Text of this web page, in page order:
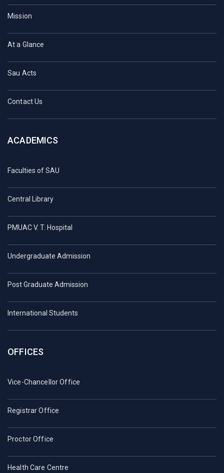
Mission
At a Glance
Sau Acts
Contact Us
ACADEMICS
Faculties of SAU
Central Library
PMUAC V. T. Hospital
Undergraduate Admission
Post Graduate Admission
International Students
OFFICES
Vice-Chancellor Office
Registrar Office
Proctor Office
Health Care Centre